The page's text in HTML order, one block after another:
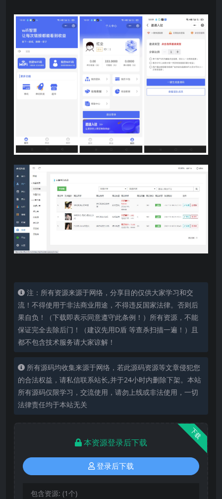
注：所有资源来源于网络，分享目的仅供大家学习和交
流！不得使用于非法商业用途，不得违反国家法律。否则后
果自负！（下载即表示同意遵守此条例！）所有资源，不能
保证完全去除后门！（建议先用D盾 等查杀扫描一遍！）且
都不包含技术服务请大家谅解！
所有源码均收集来源于网络，若此源码资源等文章侵犯您
的合法权益，请私信联系站长,并于24小时内删除下架。本站
所有源码仅限学习，交流使用，请勿上线或非法使用，一切
法律责任均于本站无关
下载
本资源登录后下载
登录后下载
包含资源: (1个)